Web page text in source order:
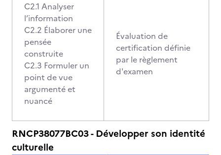
C2.1 Analyser
l’information
C2.2 Élaborer une
pensée
construite
C2.3 Formuler un
point de vue
argumenté et
nuancé
Évaluation de
certification définie
par le règlement
d'examen
RNCP38077BC03 - Développer son identité
culturelle